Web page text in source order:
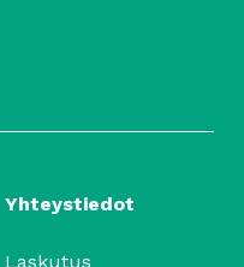
Yhteystiedot
Laskutus